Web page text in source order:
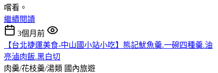
嚐看。
繼續閱讀
3個月前
【台北捷運美食-中山國小站小吃】熊記魷魚羹.一碗四種羹.油
亮滷肉飯.黑白切
肉羹/花枝羹/湯類 國內旅遊